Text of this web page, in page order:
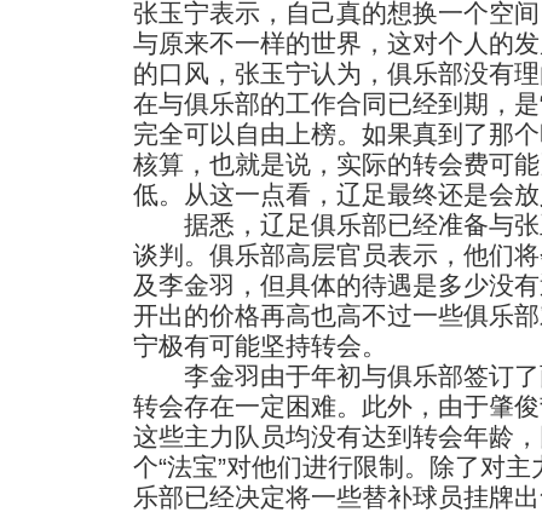
张玉宁表示，自己真的想换一个空
与原来不一样的世界，这对个人的
的口风，张玉宁认为，俱乐部没有
在与俱乐部的工作合同已经到期，
完全可以自由上榜。如果真到了那
核算，也就是说，实际的转会费可
低。从这一点看，辽足最终还是会
据悉，辽足俱乐部已经准备与张
谈判。俱乐部高层官员表示，他们
及李金羽，但具体的待遇是多少没
开出的价格再高也高不过一些俱乐
宁极有可能坚持转会。
李金羽由于年初与俱乐部签订了
转会存在一定困难。此外，由于肇
这些主力队员均没有达到转会年龄
个“法宝”对他们进行限制。除了对
乐部已经决定将一些替补球员挂牌